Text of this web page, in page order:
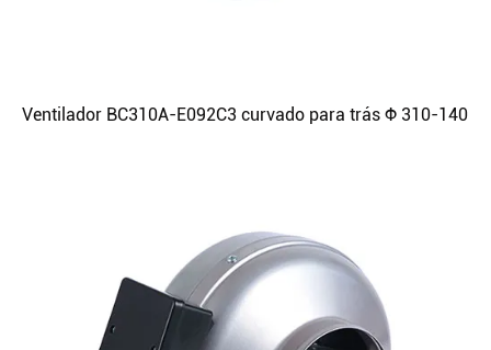
Ventilador BC310A-E092C3 curvado para trás Φ 310-140